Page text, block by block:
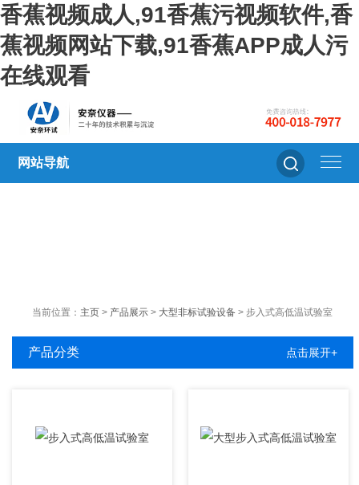
香蕉视频成人,91香蕉污视频软件,香
蕉视频网站下载,91香蕉APP成人污
在线观看
网站导航
当前位置： 主页 > 产品展示 > 大型非标试验设备 > 步入式高低温试验室
产品分类 点击展开+